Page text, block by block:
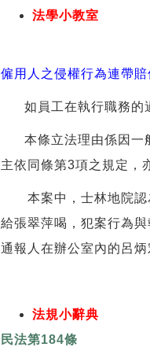
法學小教室
僱用人之侵權行為連帶賠
如員工在執行職務的過
本條立法理由係因一般
主依同條第3項之規定，
本案中，士林地院認為
給張翠萍喝，犯案行為
通報人在辦公室內的呂
法規小辭典
民法第184條